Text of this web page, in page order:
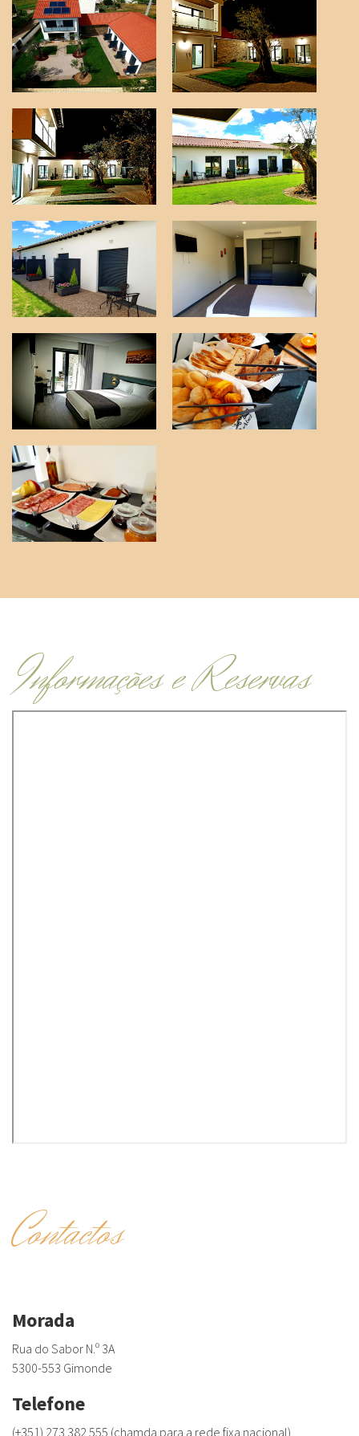
Informações e Reservas
Contactos
Morada
Rua do Sabor N.º 3A
5300-553 Gimonde
Telefone
(+351) 273 382 555 (chamda para a rede fixa nacional)